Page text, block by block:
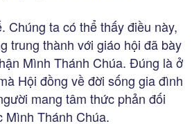
Chúng ta có thể thấy điều này,
trung thành với giáo hội đã bày
Mình Thánh Chúa. Đúng là ở
Hội đồng về đời sống gia đình
mang tâm thức phản đối
Mình Thánh Chúa.